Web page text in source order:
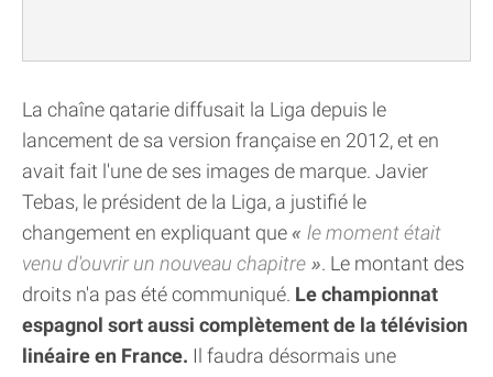
La chaîne qatarie diffusait la Liga depuis le
lancement de sa version française en 2012, et en
avait fait l'une de ses images de marque. Javier
Tebas, le président de la Liga, a justifié le
changement en expliquant que
le moment était
venu d'ouvrir un nouveau chapitre
. Le montant des
droits n'a pas été communiqué. Le championnat
espagnol sort aussi complètement de la télévision
linéaire en France. Il faudra désormais une